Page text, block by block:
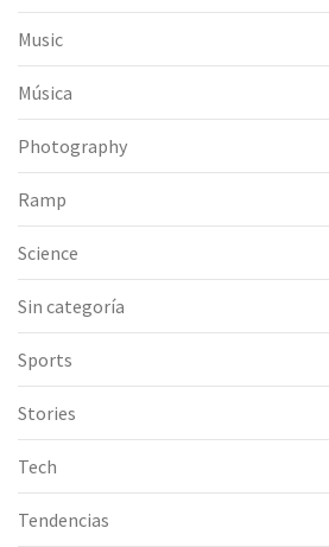
Music
Música
Photography
Ramp
Science
Sin categoría
Sports
Stories
Tech
Tendencias